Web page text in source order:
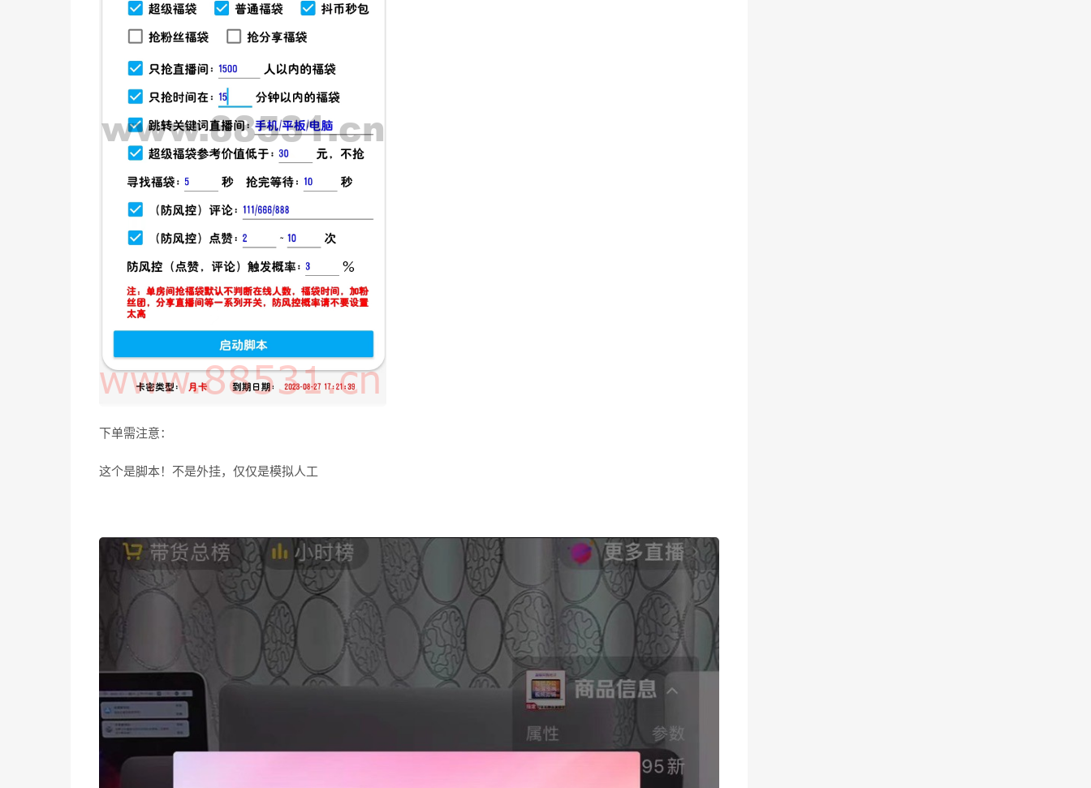
下单需注意：
这个是脚本！不是外挂，仅仅是模拟人工